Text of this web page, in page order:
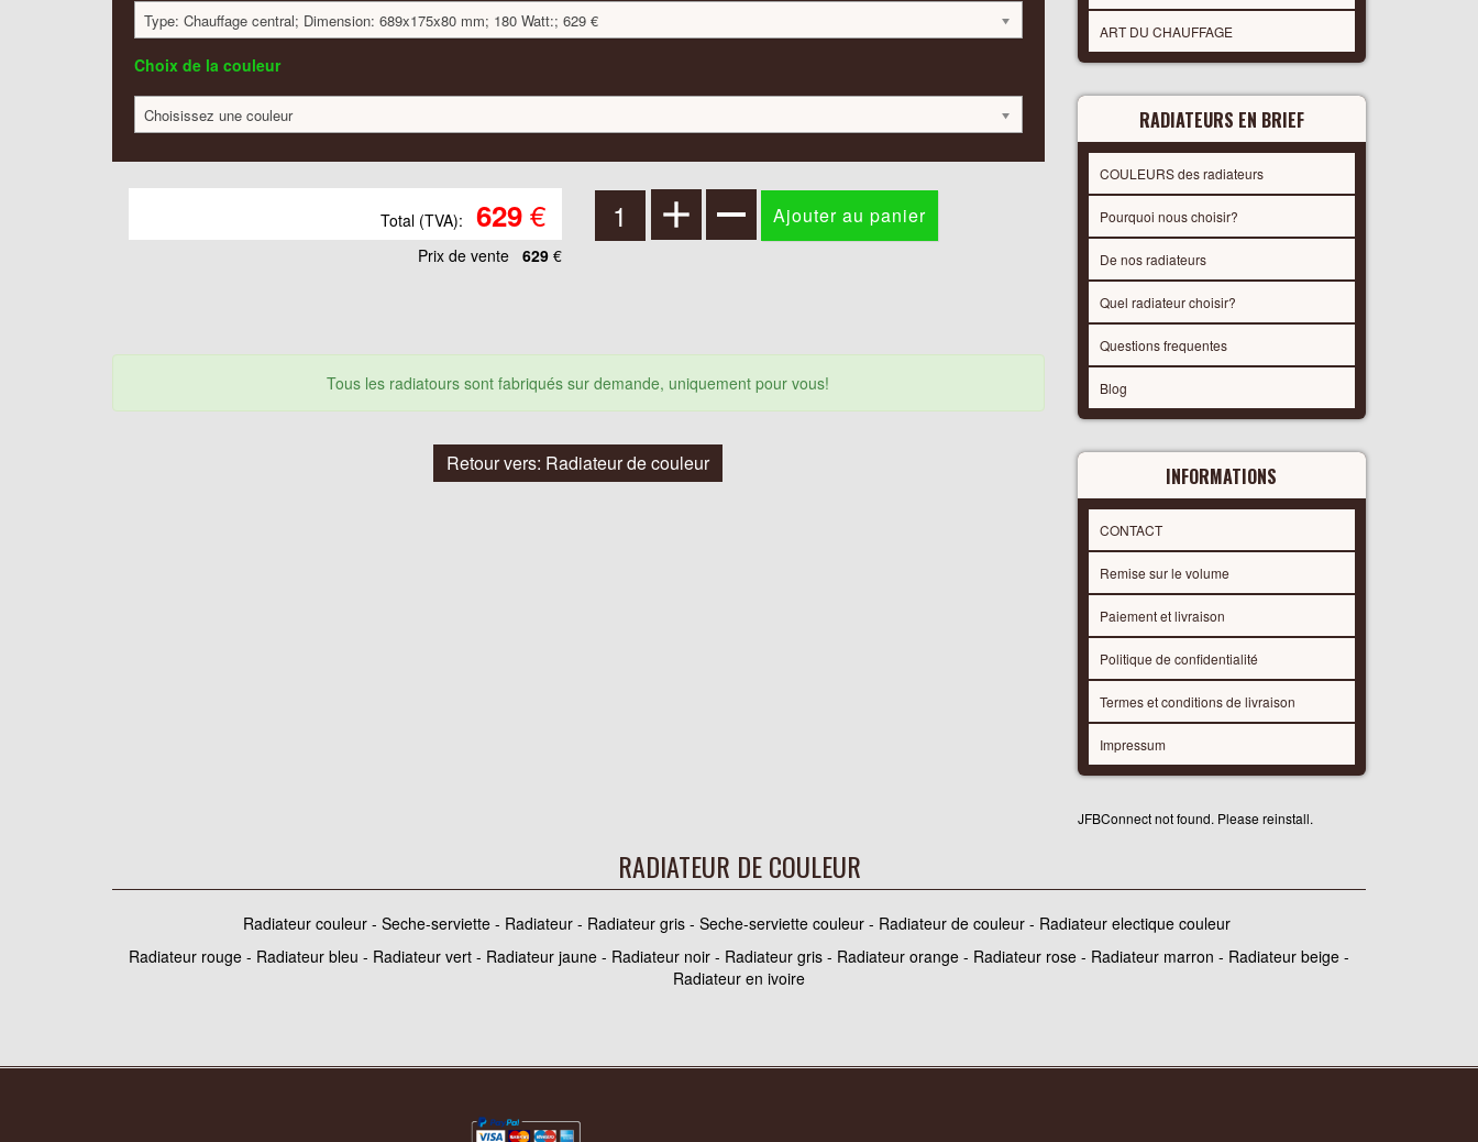
Type: Chauffage central; Dimension: 689x175x80 mm; 180 Watt:; 629 €
Choix de la couleur
Choisissez une couleur
Total (TVA): 629€
Prix ​​de vente 629€
Tous les radiatours sont fabriqués sur demande, uniquement pour vous!
Retour vers: Radiateur de couleur
ART DU CHAUFFAGE
RADIATEURS EN BRIEF
COULEURS des radiateurs
Pourquoi nous choisir?
De nos radiateurs
Quel radiateur choisir?
Questions frequentes
Blog
INFORMATIONS
CONTACT
Remise sur le volume
Paiement et livraison
Politique de confidentialité
Termes et conditions de livraison
Impressum
JFBConnect not found. Please reinstall.
RADIATEUR DE COULEUR
Radiateur couleur - Seche-serviette - Radiateur - Radiateur gris - Seche-serviette couleur - Radiateur de couleur - Radiateur electique couleur
Radiateur rouge - Radiateur bleu - Radiateur vert - Radiateur jaune - Radiateur noir - Radiateur gris - Radiateur orange - Radiateur rose - Radiateur marron - Radiateur beige -
Radiateur en ivoire